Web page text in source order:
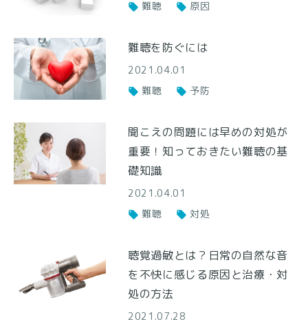
難聴
原因
難聴を防ぐには
2021.04.01
難聴
予防
聞こえの問題には早めの対処が
重要！知っておきたい難聴の基
礎知識
2021.04.01
難聴
対処
聴覚過敏とは？日常の自然な音
を不快に感じる原因と治療・対
処の方法
2021.07.28